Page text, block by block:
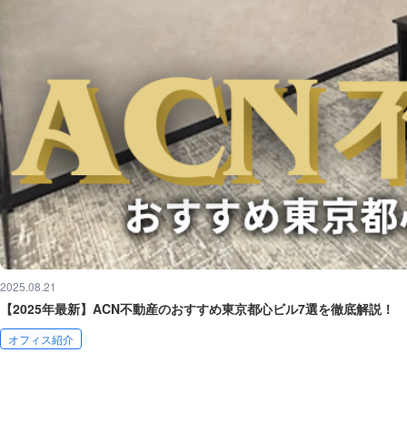
2025.08.21
【2025年最新】ACN不動産のおすすめ東京都心ビル7選を徹底解説！
オフィス紹介